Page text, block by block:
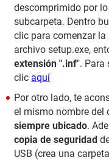
descomprimido por
subcarpeta. Dentro
clic para comenzar
archivo setup.exe,
extensión ".inf". Para
clic aquí
Por otro lado, te
el mismo nombre del
siempre ubicado.
copia de seguridad
USB (crea una